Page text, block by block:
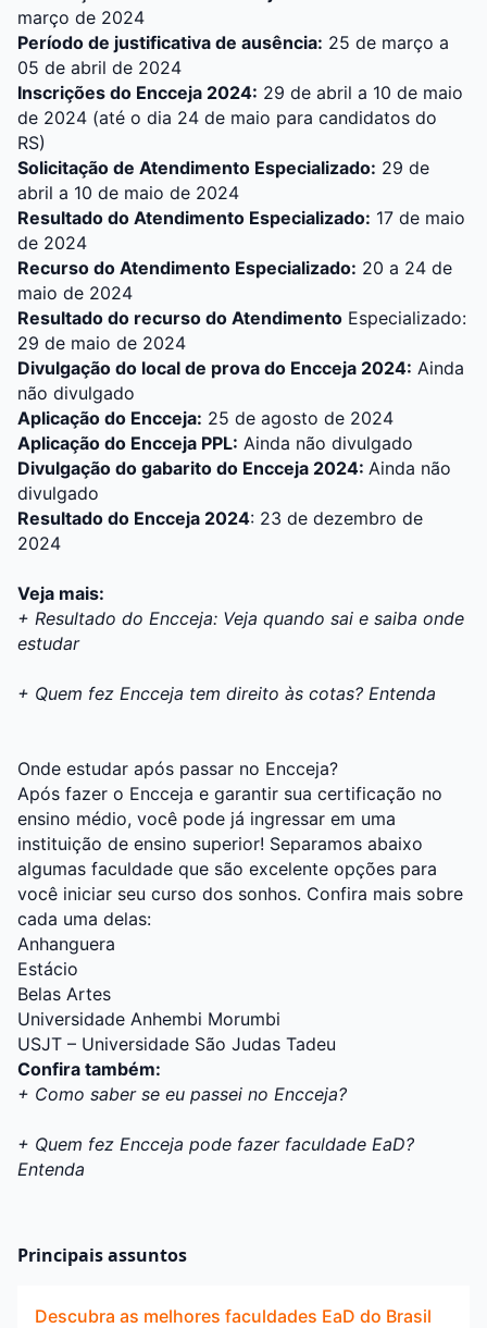
março de 2024
Período de justificativa de ausência: 25 de março a
05 de abril de 2024
Inscrições do Encceja 2024: 29 de abril a 10 de maio
de 2024 (até o dia 24 de maio para candidatos do
RS)
Solicitação de Atendimento Especializado: 29 de
abril a 10 de maio de 2024
Resultado do Atendimento Especializado: 17 de maio
de 2024
Recurso do Atendimento Especializado: 20 a 24 de
maio de 2024
Resultado do recurso do Atendimento Especializado:
29 de maio de 2024
Divulgação do local de prova do Encceja 2024: Ainda
não divulgado
Aplicação do Encceja: 25 de agosto de 2024
Aplicação do Encceja PPL: Ainda não divulgado
Divulgação do gabarito do Encceja 2024: Ainda não
divulgado
Resultado do Encceja 2024: 23 de dezembro de
2024
Veja mais:
+ Resultado do Encceja: Veja quando sai e saiba onde
estudar
+ Quem fez Encceja tem direito às cotas? Entenda
Onde estudar após passar no Encceja?
Após fazer o Encceja e garantir sua certificação no
ensino médio, você pode já ingressar em uma
instituição de ensino superior! Separamos abaixo
algumas faculdade que são excelente opções para
você iniciar seu curso dos sonhos. Confira mais sobre
cada uma delas:
Anhanguera
Estácio
Belas Artes
Universidade Anhembi Morumbi
USJT – Universidade São Judas Tadeu
Confira também:
+ Como saber se eu passei no Encceja?
+ Quem fez Encceja pode fazer faculdade EaD?
Entenda
Principais assuntos
Descubra as melhores faculdades EaD do Brasil